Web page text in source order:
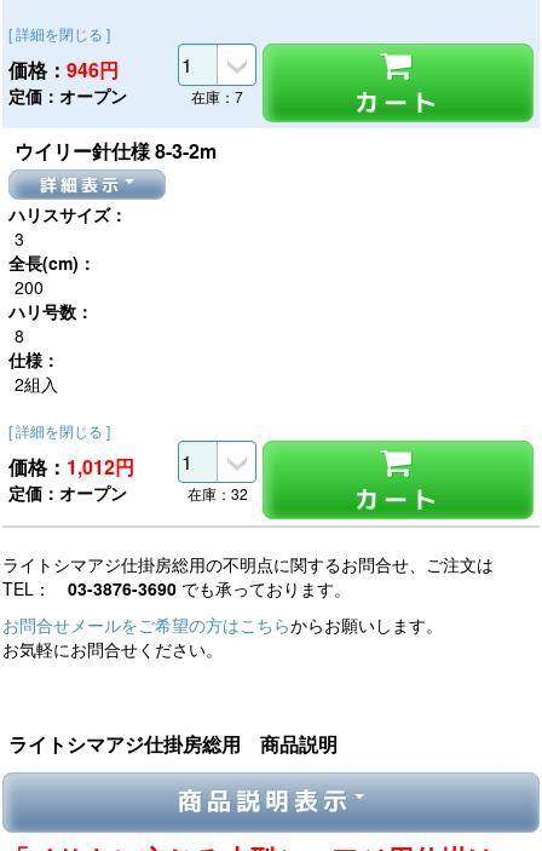
[ 詳細を閉じる ]
価格： 946円
定価：オープン カート
在庫：7
ウイリー針仕様 8-3-2m
詳細表示
ハリスサイズ：
3
全長(cm)：
200
ハリ号数：
8
仕様：
2組入
[ 詳細を閉じる ]
価格： 1,012円
定価：オープン カート
在庫：32
ライトシマアジ仕掛房総用の不明点に関するお問合せ、ご注文は
TEL： 03-3876-3690 でも承っております。
お問合せメールをご希望の方はこちらからお願いします。
お気軽にお問合せください。
ライトシマアジ仕掛房総用 商品説明
商品説明表示